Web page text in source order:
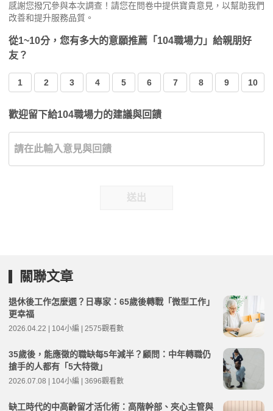
感謝您撥冗參與本次調查！請您在問卷中提供寶貴意見，以幫助我們
改善和提升服務品質。
從1~10分，您有多大的意願推薦「104職場力」給親朋好
友？
1 2 3 4 5 6 7 8 9 10
歡迎留下給104職場力的建議與回饋
送出
關聯文章
退休後工作怎麼選？日專家：65歲後轉戰「微型工作」
更幸福
2026.04.22 | 104小編 | 2575觀看數
35歲後，能應徵的職缺每5年減半？顧問：中年轉職仍
搶手的人都有「5大特徵」
2026.07.08 | 104小編 | 3696觀看數
缺工時代的中高齡留才活化術：高階幹部、夾心主管與